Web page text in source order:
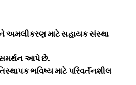
અમલીકરણ માટે સહાયક સંસ્થા
આપે છે.
ભવિષ્ય માટે પરિવર્તનશીલ